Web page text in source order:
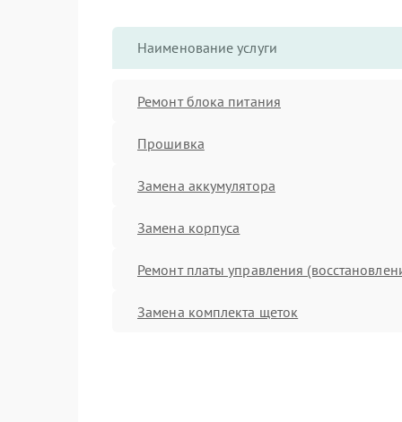
Наименование услуги
Ремонт блока питания
Прошивка
Замена аккумулятора
Замена корпуса
Ремонт платы управления
Замена комплекта щеток